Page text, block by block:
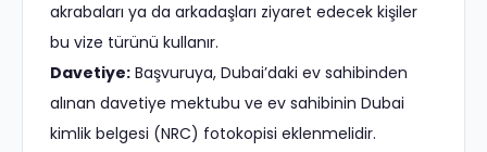
akrabaları ya da arkadaşları ziyaret edecek kişiler
bu vize türünü kullanır.
Davetiye: Başvuruya, Dubai’daki ev sahibinden
alınan davetiye mektubu ve ev sahibinin Dubai
kimlik belgesi (NRC) fotokopisi eklenmelidir.